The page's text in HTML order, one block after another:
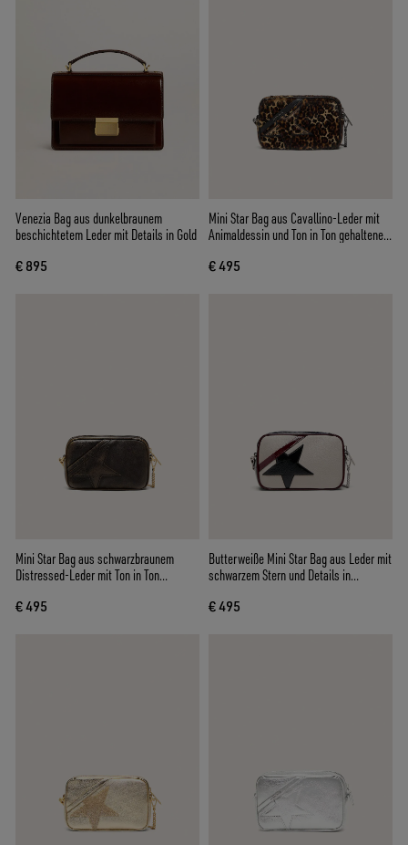
Venezia Bag aus dunkelbraunem
beschichtetem Leder mit Details in Gold
€ 895
Mini Star Bag aus Cavallino-Leder mit
Animaldessin und Ton in Ton gehaltenem
€ 495
Mini Star Bag aus schwarzbraunem
Distressed-Leder mit Ton in Ton
€ 495
Butterweiße Mini Star Bag aus Leder mit
schwarzem Stern und Details in
€ 495